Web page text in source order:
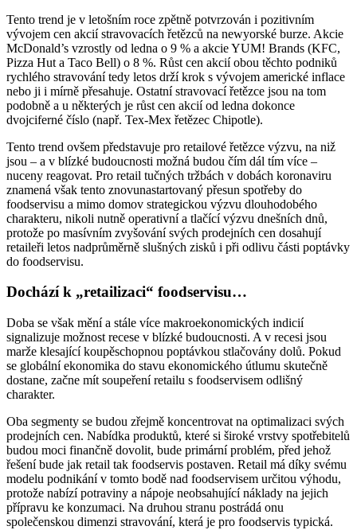
Tento trend je v letošním roce zpětně potvrzován i pozitivním
vývojem cen akcií stravovacích řetězců na newyorské burze. Akcie
McDonald’s vzrostly od ledna o 9 % a akcie YUM! Brands (KFC,
Pizza Hut a Taco Bell) o 8 %. Růst cen akcií obou těchto podniků
rychlého stravování tedy letos drží krok s vývojem americké inflace
nebo ji i mírně přesahuje. Ostatní stravovací řetězce jsou na tom
podobně a u některých je růst cen akcií od ledna dokonce
dvojciferné číslo (např. Tex-Mex řetězec Chipotle).
Tento trend ovšem představuje pro retailové řetězce výzvu, na niž
jsou – a v blízké budoucnosti možná budou čím dál tím více –
nuceny reagovat. Pro retail tučných tržbách v dobách koronaviru
znamená však tento znovunastartovaný přesun spotřeby do
foodservisu a mimo domov strategickou výzvu dlouhodobého
charakteru, nikoli nutně operativní a tlačící výzvu dnešních dnů,
protože po masívním zvyšování svých prodejních cen dosahují
retaileři letos nadprůměrně slušných zisků i při odlivu části poptávky
do foodservisu.
Dochází k „retailizaci“ foodservisu…
Doba se však mění a stále více makroekonomických indicií
signalizuje možnost recese v blízké budoucnosti. A v recesi jsou
marže klesající koupěschopnou poptávkou stlačovány dolů. Pokud
se globální ekonomika do stavu ekonomického útlumu skutečně
dostane, začne mít soupeření retailu s foodservisem odlišný
charakter.
Oba segmenty se budou zřejmě koncentrovat na optimalizaci svých
prodejních cen. Nabídka produktů, které si široké vrstvy spotřebitelů
budou moci finančně dovolit, bude primární problém, před jehož
řešení bude jak retail tak foodservis postaven. Retail má díky svému
modelu podnikání v tomto bodě nad foodservisem určitou výhodu,
protože nabízí potraviny a nápoje neobsahující náklady na jejich
přípravu ke konzumaci. Na druhou stranu postrádá onu
společenskou dimenzi stravování, která je pro foodservis typická.